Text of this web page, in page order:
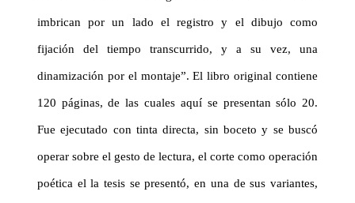
imbrican por un lado el registro y el dibujo como
fijación del tiempo transcurrido, y a su vez, una
dinamización por el montaje”. El libro original contiene
120 páginas, de las cuales aquí se presentan sólo 20.
Fue ejecutado con tinta directa, sin boceto y se buscó
operar sobre el gesto de lectura, el corte como operación
poética el la tesis se presentó, en una de sus variantes,